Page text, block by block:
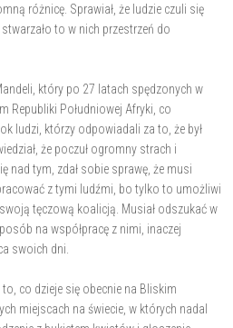
różnicę. Sprawiał, że ludzie czuli się
to w nich przestrzeń do
który po 27 latach spędzonych w
Republiki Południowej Afryki, co
ludzi, którzy odpowiadali za to, że był
że poczuł ogromny strach i
nad tym, zdał sobie sprawę, że musi
z tymi ludźmi, bo tylko to umożliwi
tęczową koalicją. Musiał odszukać w
na współpracę z nimi, inaczej
swoich dni.
co dzieje się obecnie na Bliskim
miejscach na świecie, w których nadal